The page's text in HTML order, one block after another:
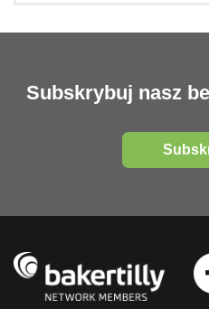
Subskrybuj nasz